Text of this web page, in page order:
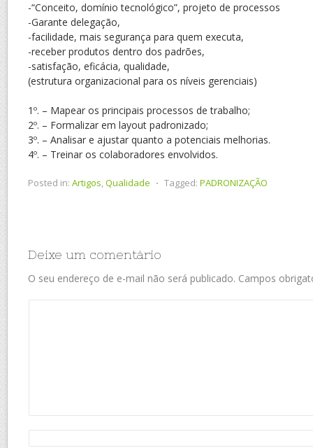
-“Conceito, domínio tecnológico”, projeto de processos
-Garante delegação,
-facilidade, mais segurança para quem executa,
-receber produtos dentro dos padrões,
-satisfação, eficácia, qualidade,
(estrutura organizacional para os níveis gerenciais)
1º. – Mapear os principais processos de trabalho;
2º. – Formalizar em layout padronizado;
3º. – Analisar e ajustar quanto a potenciais melhorias.
4º. – Treinar os colaboradores envolvidos.
Posted in: Artigos,Qualidade ⋅ Tagged: PADRONIZAÇÃO
Deixe um comentário
O seu endereço de e-mail não será publicado. Campos